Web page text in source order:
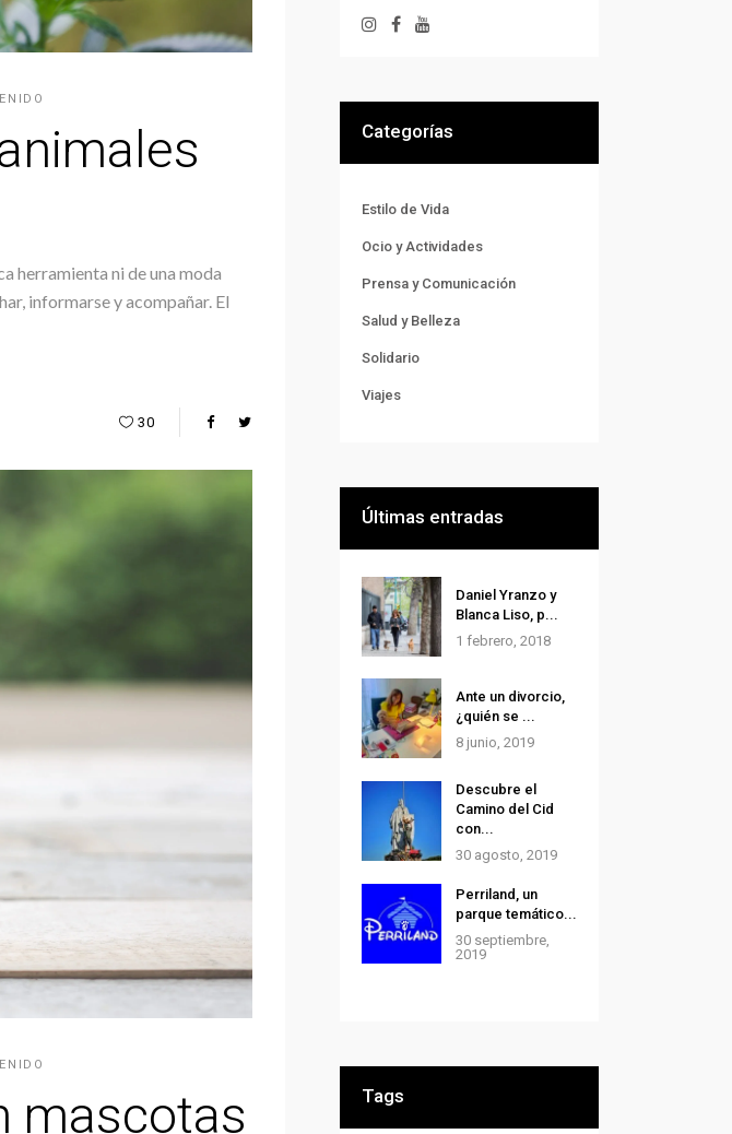
herramienta ni de una moda
informarse y acompañar. El
30
mascotas
Categorías
Estilo de Vida
Ocio y Actividades
Prensa y Comunicación
Salud y Belleza
Solidario
Viajes
Últimas entradas
Daniel Yranzo y
Blanca Liso, p...
1 febrero, 2018
Ante un divorcio,
¿quién se ...
8 junio, 2019
Descubre el
Camino del Cid
con...
30 agosto, 2019
Perriland, un
parque temático...
30 septiembre,
2019
Tags